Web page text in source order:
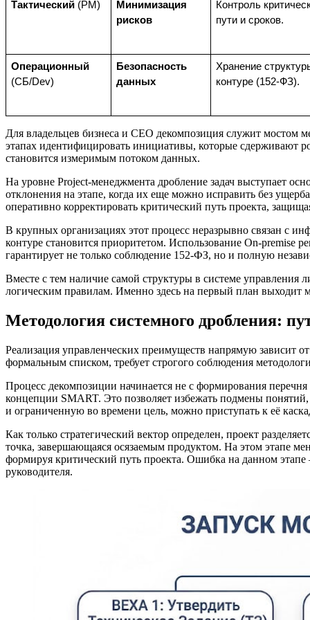
Тактический (PM)
Минимизация
рисков
Контроль
пути и сроков.
Операционный
(СБ/Dev)
Безопасность
данных
Хранение
контуре (152-ФЗ).
Для владельцев бизнеса и CEO декомпозиция служит
этапах идентифицировать инициативы, которые сдерживают
становится измеримым потоком данных.
На уровне Project-менеджмента дробление задач выступает
отклонения на этапе, когда их еще можно исправить без
оперативно корректировать критический путь проекта,
В крупных организациях этот процесс неразрывно связан с
контуре становится приоритетом. Использование On-premise
гарантирует не только соблюдение 152-ФЗ, но и полную
Вместе с тем наличие самой структуры в системе управления
логическим правилам. Именно здесь на первый план выходит
Методология системного дробления:
Реализация управленческих преимуществ напрямую зависит
формальным списком, требует строгого соблюдения
Процесс декомпозиции начинается не с формирования
концепции SMART. Это позволяет избежать подмены
и ограниченную во времени цель, можно приступать к её
Как только стратегический вектор определен, проект
точка, завершающаяся осязаемым продуктом. На этом этапе
формируя критический путь проекта. Ошибка на данном
руководителя.